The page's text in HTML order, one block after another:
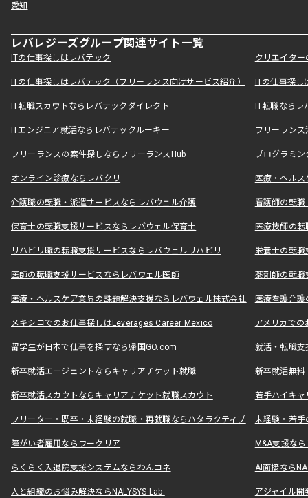
愛知
レバレジーズグループ関連サイト一覧
ITの仕事探しはレバテック クリエイタ
ITの仕事探しはレバテック（フリーランス向けサービス紹介） ITの仕事探
IT転職スカウトならレバテックダイレクト IT転職なら
ITエンジニア就活ならレバテックルーキー フリーラン
フリーランスの案件探しならフリーランスHub プログラミ
オンライン診療ならレバクリ 医療・ヘル
介護職の転職・派遣サービスならレバウェル介護 看護師の転
保育士の転職支援サービスならレバウェル保育士 医療技師の
リハビリ職の転職支援サービスならレバウェルリハビリ 栄養士の転
医師の転職支援サービスならレバウェル医師 薬剤師の転
医療・ヘルスケア業界の課題解決支援ならレバウェル株式会社 医療看護介
メキシコでのお仕事探しはLeverages Career Mexico アメリカで
留学生が日本で仕事を探すなら帰国GO.com 就活・転職
新卒就活エージェントならキャリアチケット就職 新卒就活無料
新卒就活スカウトならキャリアチケット就職スカウト 若手ハイキ
フリーター・既卒・未経験の就職・再就職ならハタラクティブ 未経験・若手
障がい者雇用ならワークリア M&A支援な
らくらく入退院支援システムならわんコネ AI面接なら
人と組織のお悩み解決ならNALYSYS Lab. アジャイル